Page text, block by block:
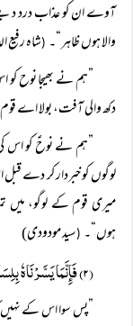
آوے ان کو عذاب درد
والا ہوں ظاہر“۔ (شاہ رفیع
”ہم نے بھیجا نوح
دکھ والی آفت، بولا اے
”ہم نے نوحؑ کو اس
لوگوں کو خبردار کر دے
میری قوم کے لوگو،
ہوں“۔ (سید مودودی)
(۲) فَإِنَّمَا يَسَّرْنَاہٗ بِلِسَانِكَ لِتُبَشِّرَ بِہ الْمُتَّقِينَ وَتُنْذِرَ بِہ قَوْمًا لُدًّا۔
”پس سوا اس کے